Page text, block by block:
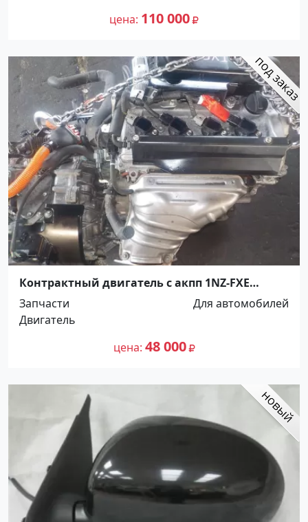
цена 110 000
Контрактный двигатель с акпп 1NZ-FXE
Toyota Краснодар
Запчасти
Для автомобилей
Двигатель
цена 48 000